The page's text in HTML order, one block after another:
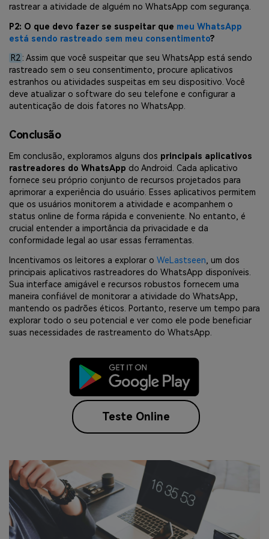
rastrear a atividade de alguém no WhatsApp com segurança.
P2: O que devo fazer se suspeitar que meu WhatsApp
está sendo rastreado sem meu consentimento?
R2 : Assim que você suspeitar que seu WhatsApp está sendo
rastreado sem o seu consentimento, procure aplicativos
estranhos ou atividades suspeitas em seu dispositivo. Você
deve atualizar o software do seu telefone e configurar a
autenticação de dois fatores no WhatsApp.
Conclusão
Em conclusão, exploramos alguns dos principais aplicativos
rastreadores do WhatsApp do Android. Cada aplicativo
fornece seu próprio conjunto de recursos projetados para
aprimorar a experiência do usuário. Esses aplicativos permitem
que os usuários monitorem a atividade e acompanhem o
status online de forma rápida e conveniente. No entanto, é
crucial entender a importância da privacidade e da
conformidade legal ao usar essas ferramentas.
Incentivamos os leitores a explorar o WeLastseen , um dos
principais aplicativos rastreadores do WhatsApp disponíveis.
Sua interface amigável e recursos robustos fornecem uma
maneira confiável de monitorar a atividade do WhatsApp,
mantendo os padrões éticos. Portanto, reserve um tempo para
explorar todo o seu potencial e ver como ele pode beneficiar
suas necessidades de rastreamento do WhatsApp.
Teste Online